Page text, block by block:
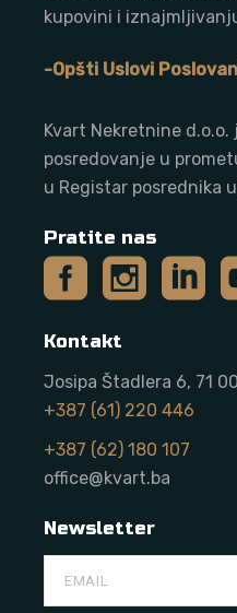
kupovini i
-Opšti Uslovi
Kvart Nekretnine d.o.o. j
posredovanje u
u Registar posrednika
Pratite nas
Kontakt
Josipa Štadlera 6, 71
+387 (61) 220 446
+387 (62) 180 107
office@kvart.ba
Newsletter